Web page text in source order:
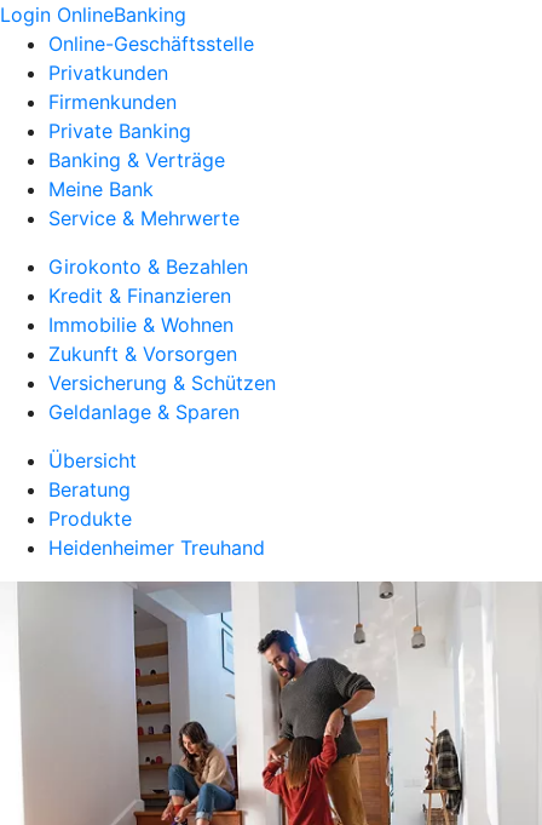
Login OnlineBanking
Online-Geschäftsstelle
Privatkunden
Firmenkunden
Private Banking
Banking & Verträge
Meine Bank
Service & Mehrwerte
Girokonto & Bezahlen
Kredit & Finanzieren
Immobilie & Wohnen
Zukunft & Vorsorgen
Versicherung & Schützen
Geldanlage & Sparen
Übersicht
Beratung
Produkte
Heidenheimer Treuhand